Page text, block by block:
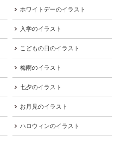
ホワイトデーのイラスト
入学のイラスト
こどもの日のイラスト
梅雨のイラスト
七夕のイラスト
お月見のイラスト
ハロウィンのイラスト